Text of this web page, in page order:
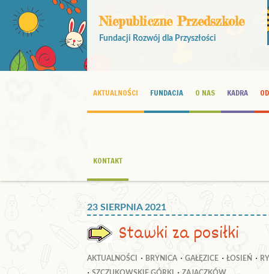
Niepubliczne Przedszkole
Fundacji Rozwój dla Przyszłości
AKTUALNOŚCI FUNDACJA O NAS KADRA
KONTAKT
23 SIERPNIA 2021
Stawki za posiłki
AKTUALNOŚCI BRYNICA GAŁĘZICE ŁOSIEŃ